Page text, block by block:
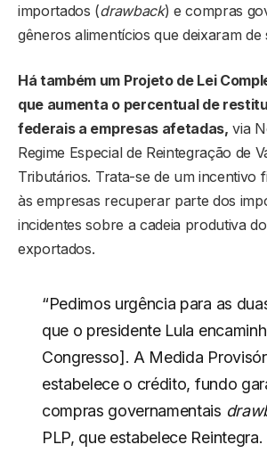
importados (drawback) e compras
gêneros alimentícios que deixaram
Há também um Projeto de Lei
que aumenta o percentual de
federais a empresas afetadas, via
Regime Especial de Reintegração de
Tributários. Trata-se de um incentivo
às empresas recuperar parte dos
incidentes sobre a cadeia produtiva
exportados.
“Pedimos urgência para as
que o presidente Lula
Congresso]. A Medida
estabelece o crédito, fundo
compras governamentais
PLP, que estabelece Reintegra.